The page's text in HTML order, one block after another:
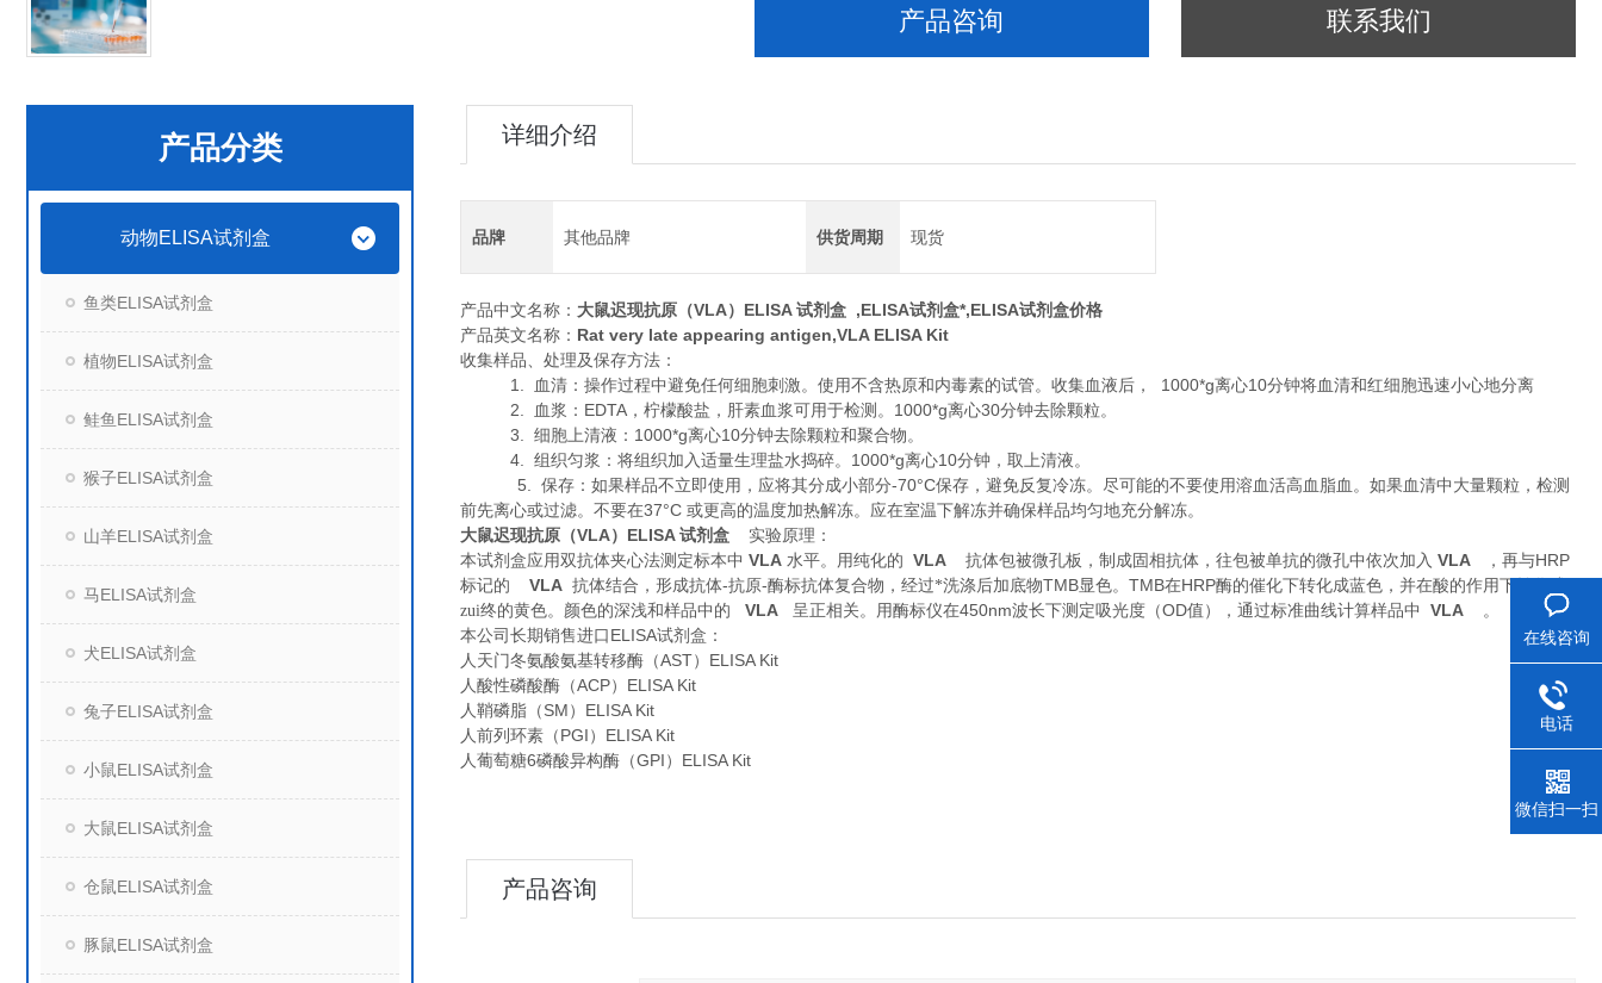
产品咨询 联系我们
产品分类
动物ELISA试剂盒
鱼类ELISA试剂盒
植物ELISA试剂盒
鲑鱼ELISA试剂盒
猴子ELISA试剂盒
山羊ELISA试剂盒
马ELISA试剂盒
犬ELISA试剂盒
兔子ELISA试剂盒
小鼠ELISA试剂盒
大鼠ELISA试剂盒
仓鼠ELISA试剂盒
豚鼠ELISA试剂盒
详细介绍
品牌 其他品牌 供货周期 现货
产品中文名称： 大鼠迟现抗原（VLA）ELISA 试剂盒 ,ELISA试剂盒*,ELISA试剂盒价格
产品英文名称： Rat very late appearing antigen,VLA ELISA Kit
收集样品、处理及保存方法：
1. 血清：操作过程中避免任何细胞刺激。使用不含热原和内毒素的试管。收集血液后， 1000*g离心10分钟将血清和红细胞迅速小心地分离
2. 血浆：EDTA，柠檬酸盐，肝素血浆可用于检测。1000*g离心30分钟去除颗粒。
3. 细胞上清液：1000*g离心10分钟去除颗粒和聚合物。
4. 组织匀浆：将组织加入适量生理盐水捣碎。1000*g离心10分钟，取上清液。
5. 保存：如果样品不立即使用，应将其分成小部分-70°C保存，避免反复冷冻。尽可能的不要使用溶血活高血脂血。如果血清中大量颗粒，检测
前先离心或过滤。不要在37°C 或更高的温度加热解冻。应在室温下解冻并确保样品均匀地充分解冻。
大鼠迟现抗原（VLA）ELISA 试剂盒 实验原理 ：
本试剂盒应用双抗体夹心法测定标本中 VLA 水平。用纯化的 VLA 抗体包被微孔板，制成固相抗体，往包被单抗的微孔中依次加入 VLA ，再与HRP
标记的 VLA 抗体结合，形成抗体-抗原-酶标抗体复合物，经过*洗涤后加底物TMB显色。 TMB在HRP酶的催化下转化成蓝色，并在酸的作用下转化成
zui终的黄色。颜色的深浅和样品中的
VLA 呈正相关。用酶标仪在450nm波长下测定吸光度（OD值），通过标准曲线计算样品中 VLA
。
本公司长期销售进口ELISA试剂盒：
人天门冬氨酸氨基转移酶（AST）ELISA Kit
人酸性磷酸酶（ACP）ELISA Kit
人鞘磷脂（SM）ELISA Kit
人前列环素（PGI）ELISA Kit
人葡萄糖6磷酸异构酶（GPI）ELISA Kit
产品咨询
在线咨询
电话
微信扫一扫